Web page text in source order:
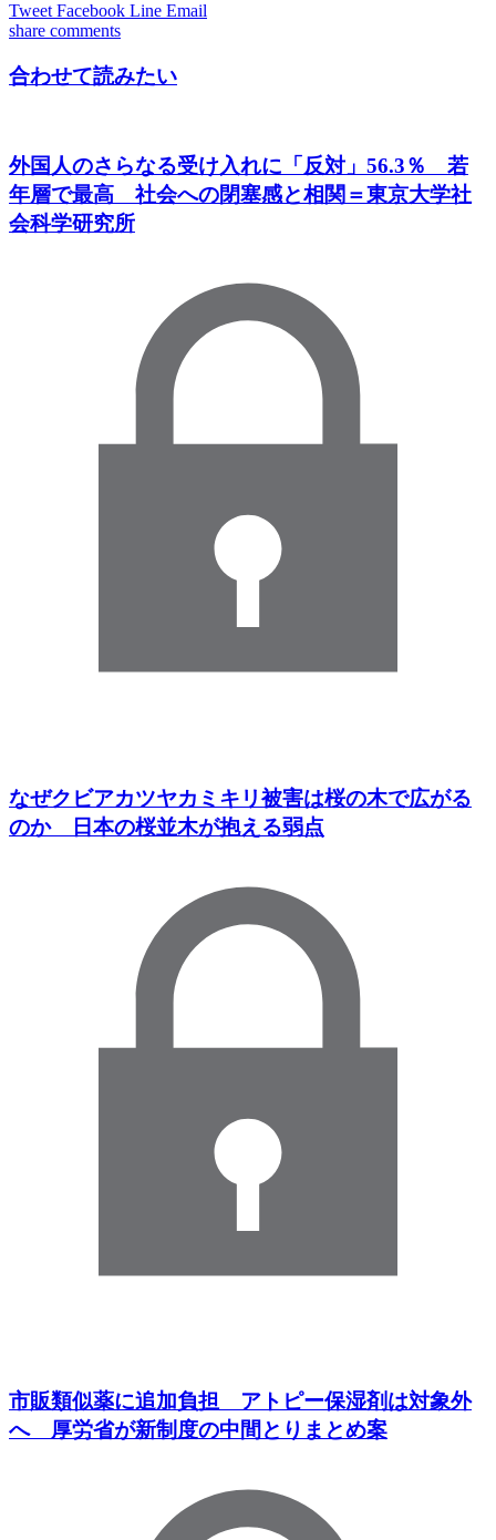
Tweet Facebook Line Email
share comments
合わせて読みたい
外国人のさらなる受け入れに「反対」56.3％ 若
年層で最高 社会への閉塞感と相関＝東京大学社
会科学研究所
なぜクビアカツヤカミキリ被害は桜の木で広がる
のか 日本の桜並木が抱える弱点
市販類似薬に追加負担 アトピー保湿剤は対象外
へ 厚労省が新制度の中間とりまとめ案